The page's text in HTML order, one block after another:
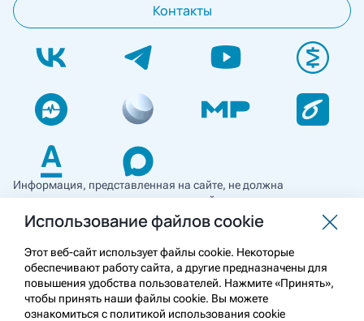
Контакты
Информация, представленная на сайте, не должна
использоваться для самостоятельной диагностики и лечения
и не может служить заменой очной консультации врача. Перед
применением необходимо ознакомиться
с противопоказаниями препарата. Информация
о лекарственных средствах рецептурного отпуска
предназначена для медицинских и фармацевтических
работников.
Использование файлов cookie
Этот веб-сайт использует файлы cookie. Некоторые
обеспечивают работу сайта, а другие предназначены для
повышения удобства пользователей. Нажмите «Принять»,
чтобы принять наши файлы cookie. Вы можете
ознакомиться с политикой использования cookie